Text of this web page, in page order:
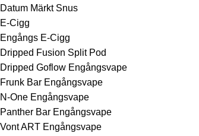
Datum Märkt Snus
E-Cigg
Engångs E-Cigg
Dripped Fusion Split Pod
Dripped Goflow Engångsvape
Frunk Bar Engångsvape
N-One Engångsvape
Panther Bar Engångsvape
Vont ART Engångsvape